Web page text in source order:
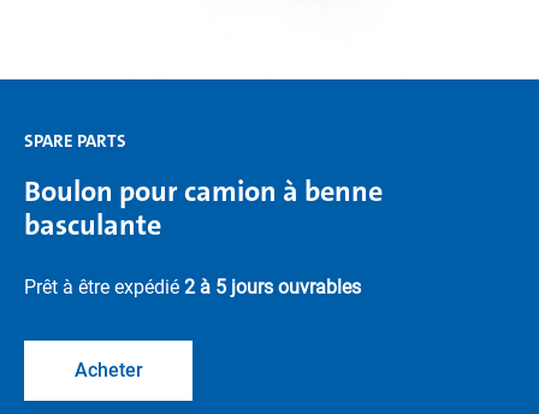
SPARE PARTS
Boulon pour camion à benne
basculante
Prêt à être expédié 2 à 5 jours ouvrables
Acheter